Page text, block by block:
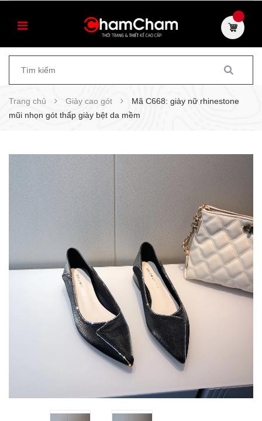
Trang chủ Giày cao gót
Mã C668: giày nữ rhinestone
mũi nhọn gót thấp giày bệt da mềm